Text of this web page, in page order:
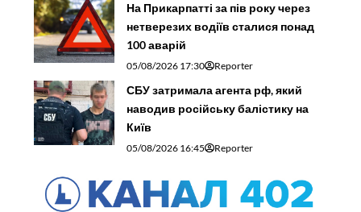
На Прикарпатті за пів року через
нетверезих водіїв сталися понад
100 аварій
05/08/2026 17:30 Reporter
СБУ затримала агента рф, який
наводив російську балістику на
Київ
05/08/2026 16:45 Reporter